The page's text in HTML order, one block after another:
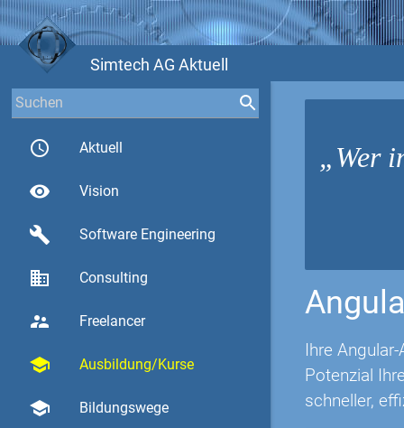
Simtech AG Aktuell
access_time Aktuell
visibility Vision
build Software Engineering
business Consulting
supervisor_account Freelancer
school Ausbildung/Kurse
school Bildungswege
Wer
Ihre
Potenzial
schneller,